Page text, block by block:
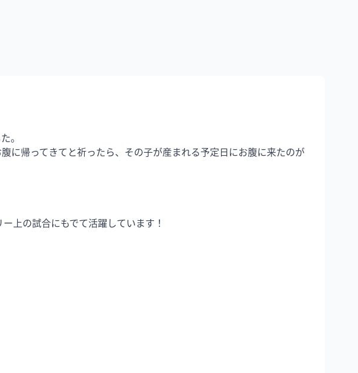
。
に帰ってきてと祈ったら、その子が産まれる予定日にお腹に来たのが
上の試合にもでて活躍しています！